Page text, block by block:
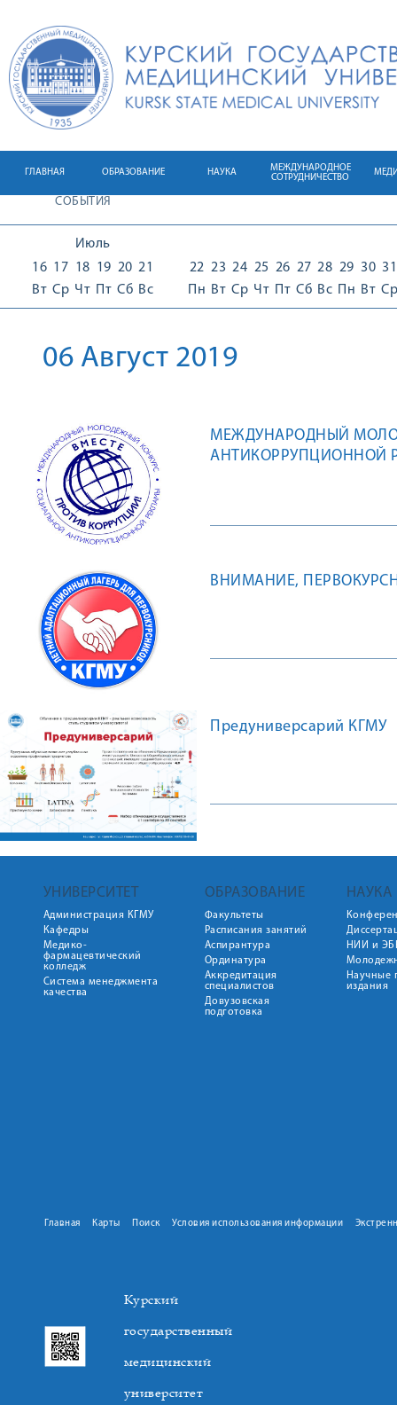
ГЛАВНАЯ ОБРАЗОВАНИЕ НАУКА
МЕЖДУНАРОДНОЕ
СОТРУДНИЧЕСТВО
СОБЫТИЯ
Июль
16
Вт
17
Ср
18
Чт
19
Пт
20
Сб
21
Вс
22
Пн
23
Вт
24
Ср
25
Чт
26
Пт
27
Сб
28
Вс
29
Пн
30
Вт
31
Ср
06 Август 2019
МЕЖДУНАРОДНЫЙ
АНТИКОРРУПЦИОННОЙ
ВНИМАНИЕ,
Предуниверсарий КГМУ
УНИВЕРСИТЕТ
Администрация КГМУ
Кафедры
Медико-
фармацевтический
колледж
Система менеджмента
качества
ОБРАЗОВАНИЕ
Факультеты
Расписания занятий
Аспирантура
Ординатура
Аккредитация
специалистов
Довузовская
подготовка
НАУКА
НИИ и
Научные
издания
Главная Карты Поиск Условия использования информации
Курский
государственный
медицинский
университет